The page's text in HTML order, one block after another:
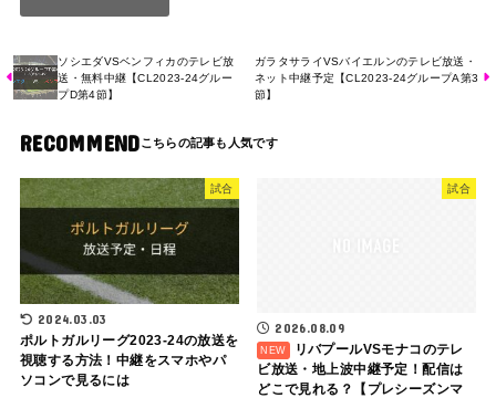
ソシエダVSベンフィカのテレビ放
送・無料中継【CL2023-24グルー
プD第4節】
ガラタサライVSバイエルンのテレビ放送・
ネット中継予定【CL2023-24グループA第3
節】
RECOMMEND
試合
2024.03.03
ポルトガルリーグ2023-24の放送を
視聴する方法！中継をスマホやパ
ソコンで見るには
試合
2026.08.09
リバプールVSモナコのテレ
ビ放送・地上波中継予定！配信は
どこで見れる？【プレシーズンマ